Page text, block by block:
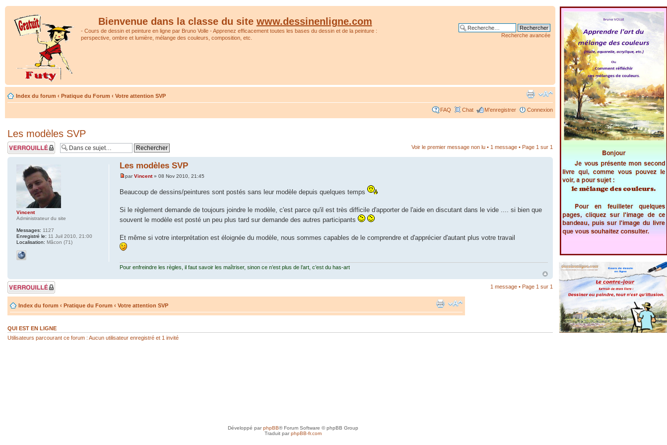
Bienvenue dans la classe du site www.dessinenligne.com
- Cours de dessin et peinture en ligne par Bruno Volle - Apprenez efficacement toutes les bases du dessin et de la peinture :
perspective, ombre et lumière, mélange des couleurs, composition, etc.
Recherche avancée
Index du forum ‹ Pratique du Forum ‹ Votre attention SVP
FAQ Chat M’enregistrer Connexion
Les modèles SVP
Sujet verrouillé Voir le premier message non lu• 1 message • Page 1 sur 1
Les modèles SVP
parVincent» 08 Nov 2010, 21:45
Beaucoup de dessins/peintures sont postés sans leur modèle depuis quelques temps
Si le règlement demande de toujours joindre le modèle, c'est parce qu'il est très difficile d'apporter de l'aide en discutant dans le vide .... si bien que
souvent le modèle est posté un peu plus tard sur demande des autres participants
Et même si votre interprétation est éloignée du modèle, nous sommes capables de le comprendre et d'apprécier d'autant plus votre travail
Pour enfreindre les règles, il faut savoir les maîtriser, sinon ce n’est plus de l’art, c’est du has-art
Vincent
Administrateur du site
Messages: 1127
Enregistré le: 11 Juil 2010, 21:00
Localisation: Mâcon (71)
Sujet verrouillé 1 message • Page 1 sur 1
Index du forum ‹ Pratique du Forum ‹ Votre attention SVP
QUI EST EN LIGNE
Utilisateurs parcourant ce forum : Aucun utilisateur enregistré et 1 invité
Développé parphpBB® Forum Software © phpBB Group
Traduit parphpBB-fr.com